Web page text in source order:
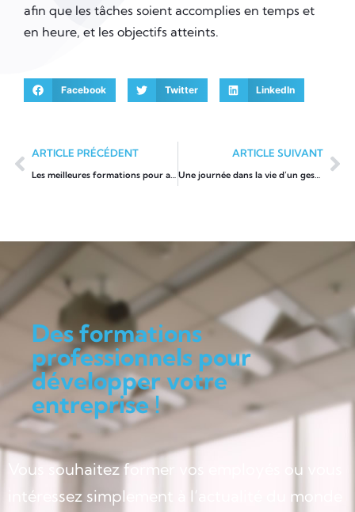
afin que les tâches soient accomplies en temps et
en heure, et les objectifs atteints.
Facebook Twitter LinkedIn
ARTICLE PRÉCÉDENT
Les meilleures formations pour apprendre à coder en 2022
ARTICLE SUIVANT
Une journée dans la vie d’un gestionnaire de comptes
Des formations
professionnels pour
développer votre
entreprise !
Vous souhaitez former vos employés ou vous
intéressez simplement à l’actualité du monde